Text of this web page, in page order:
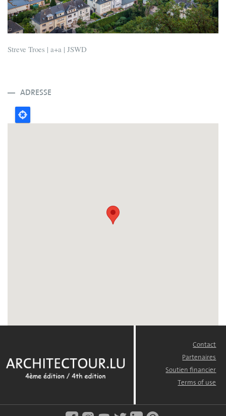
Streve Troes | a+a | JSWD
ADRESSE
Contact
Partenaires
Soutien financier
Terms of use